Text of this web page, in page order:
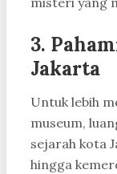
3.
Jakarta
Untuk lebih
museum,
sejarah kota
hingga